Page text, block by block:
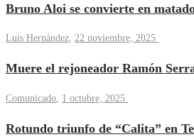
Bruno Aloi se convierte en
Luis Hernández, 22 noviembre, 2025
Muere el rejoneador Ramón
Comunicado, 1 octubre, 2025
Rotundo triunfo de “Calita” en